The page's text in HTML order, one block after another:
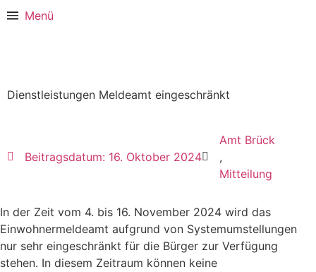
Menü
Dienstleistungen Meldeamt eingeschränkt
Beitragsdatum: 16. Oktober 2024
Amt Brück
,
Mitteilung
In der Zeit vom 4. bis 16. November 2024 wird das
Einwohnermeldeamt aufgrund von Systemumstellungen
nur sehr eingeschränkt für die Bürger zur Verfügung
stehen. In diesem Zeitraum können keine